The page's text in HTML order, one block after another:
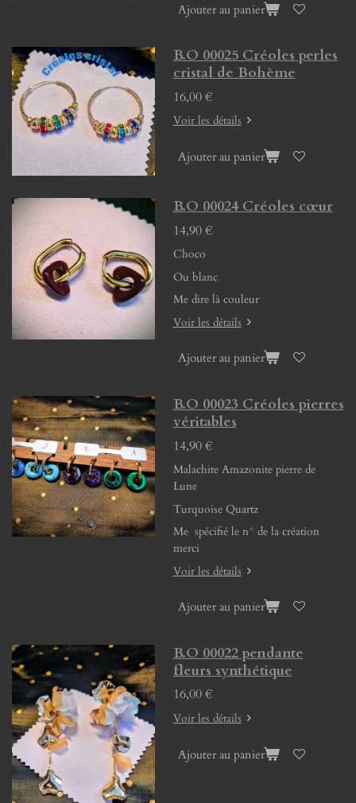
Ajouter au panier
B.O 00025 Créoles perles
cristal de Bohème
16,00 €
Voir les détails
Ajouter au panier
B.O 00024 Créoles cœur
14,90 €
Choco
Ou blanc
Me dire là couleur
Voir les détails
Ajouter au panier
B.O 00023 Créoles pierres
véritables
14,90 €
Malachite Amazonite pierre de
Lune
Turquoise Quartz
Me spécifié le n° de la création
merci
Voir les détails
Ajouter au panier
B.O 00022 pendante
fleurs synthétique
16,00 €
Voir les détails
Ajouter au panier